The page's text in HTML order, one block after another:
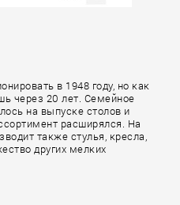
в 1948 году, но как
через 20 лет. Семейное
на выпуске столов и
расширялся. На
также стулья, кресла,
других мелких